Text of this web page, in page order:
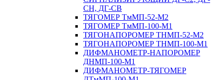
СН, ДГ-СВ
ТЯГОМЕР ТмМП-52-М2
ТЯГОМЕР ТмМП-100-М1
ТЯГОНАПОРОМЕР ТНМП-52-М2
ТЯГОНАПОРОМЕР ТНМП-100-М1
ДИФМАНОМЕТР-НАПОРОМЕР
ДНМП-100-М1
ДИФМАНОМЕТР-ТЯГОМЕР